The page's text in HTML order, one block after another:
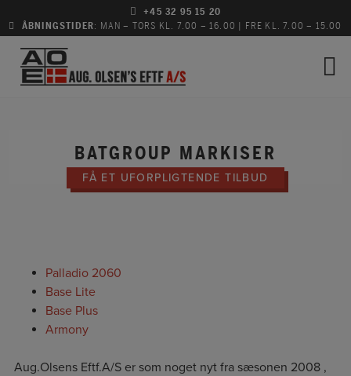
til
indholdet
+45 32 95 15 20
ÅBNINGSTIDER: MAN – TORS KL. 7.00 – 16.00 | FRE KL. 7.00 – 15.00
BATGROUP MARKISER
FÅ ET UFORPLIGTENDE TILBUD
Palladio 2060
Base Lite
Base Plus
Armony
Aug.Olsens Eftf.A/S er som noget nyt fra sæsonen 2008 ,